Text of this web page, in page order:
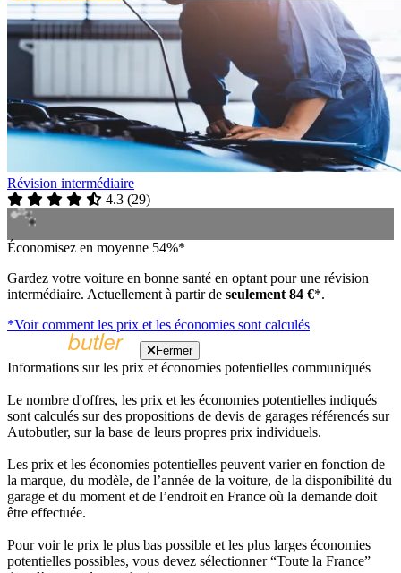
Révision intermédiaire
4.3 (29)
Économisez en moyenne 54%*
Gardez votre voiture en bonne santé en optant pour une révision
intermédiaire. Actuellement à partir de seulement 84 €*.
*Voir comment les prix et les économies sont calculés
Fermer
Informations sur les prix et économies potentielles communiqués
Le nombre d'offres, les prix et les économies potentielles indiqués
sont calculés sur des propositions de devis de garages référencés sur
Autobutler, sur la base de leurs propres prix individuels.
Les prix et les économies potentielles peuvent varier en fonction de
la marque, du modèle, de l’année de la voiture, de la disponibilité du
garage et du moment et de l’endroit en France où la demande doit
être effectuée.
Pour voir le prix le plus bas possible et les plus larges économies
potentielles possibles, vous devez sélectionner “Toute la France”